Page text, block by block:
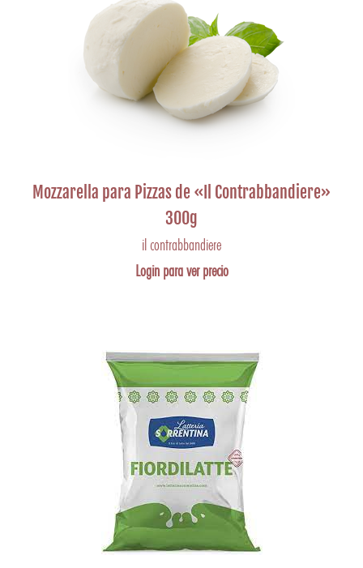
Mozzarella para Pizzas de «Il Contrabbandiere»
300g
il contrabbandiere
Login para ver precio